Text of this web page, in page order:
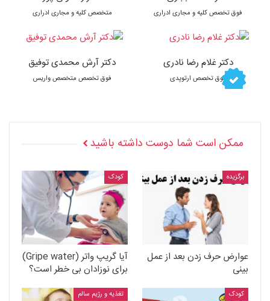
فوق تخصص کلیه و مجاری ادراری
دکتر غلام رضا نادری
فوق تخصص ارتوپدی
متخصص کلیه و مجاری ادراری
دکتر آرش محمدی توفیق
فوق تخصص متخصص واریس
ممکن است شما دوست داشته باشید
برگزیده
عوارض حرف زدن بعد از عمل
بینی
کودک
آیا گریپ واتر (Gripe water)
برای نوزادان بی خطر است؟
کودک تغذیه و رژیم سالم